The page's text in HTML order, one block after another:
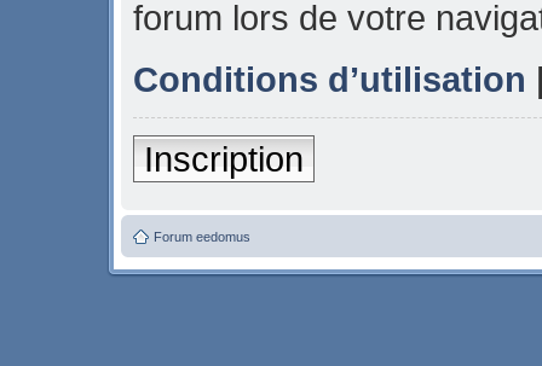
forum lors de votre
Conditions d’utilisation
Inscription
Forum eedomus